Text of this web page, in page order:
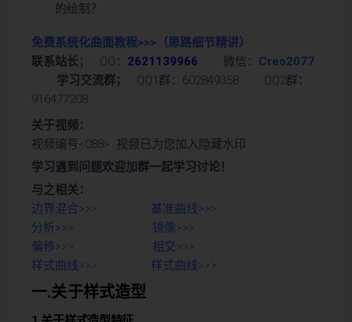
的绘制？
免费系统化曲面教程>>> （思路细节精讲）
联系站长； QQ： 2621139966 微信： Creo2077
学习交流群；
QQ1群：602849358 QQ2群：
916477208
关于视频：
视频编号<088> 视频已为您加入隐藏水印
学习遇到问题欢迎加群一起学习讨论！
与之相关：
边界混合>>>
基准曲线>>>
分析>>>
镜像>>>
偏移>>>
相交>>>
样式曲线>>>
样式曲线>>>
一.关于样式造型